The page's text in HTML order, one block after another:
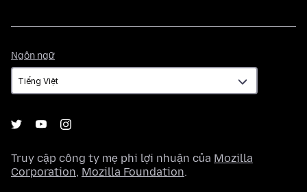
Ngôn ngữ
ngữ
Truy cập công ty mẹ phi lợi nhuận của Mozilla
Corporation, Mozilla Foundation.